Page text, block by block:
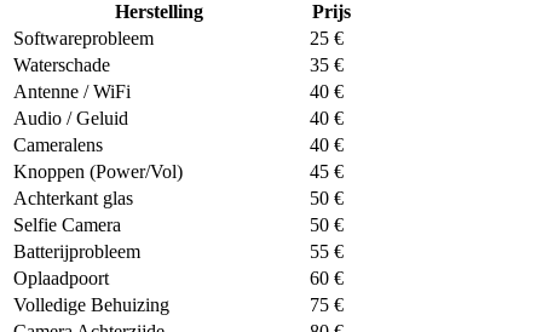
Herstelling
Prijs
Softwareprobleem
25 €
Waterschade
35 €
Antenne / WiFi
40 €
Audio / Geluid
40 €
Cameralens
40 €
Knoppen (Power/Vol)
45 €
Achterkant glas
50 €
Selfie Camera
50 €
Batterijprobleem
55 €
Oplaadpoort
60 €
Volledige Behuizing
75 €